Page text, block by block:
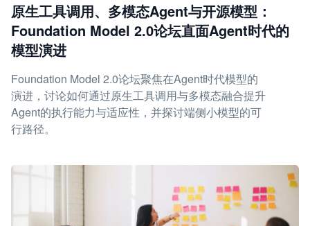
原生工具调用、多模态Agent与开源模型：
Foundation Model 2.0论坛直面Agent时代的
模型演进
Foundation Model 2.0论坛聚焦在Agent时代模型的
演进，讨论如何通过原生工具调用与多模态融合提升
Agent的执行能力与适应性，并探讨端侧小模型的可
行路径。